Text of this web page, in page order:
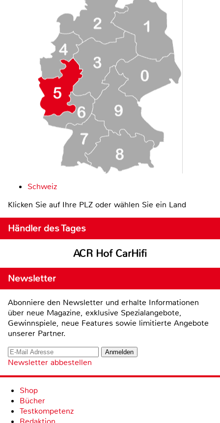
Schweiz
Klicken Sie auf Ihre PLZ oder wählen Sie ein Land
Händler des Tages
ACR Hof CarHifi
Newsletter
Abonniere den Newsletter und erhalte Informationen
über neue Magazine, exklusive Spezialangebote,
Gewinnspiele, neue Features sowie limitierte Angebote
unserer Partner.
Newsletter abbestellen
Shop
Bücher
Testkompetenz